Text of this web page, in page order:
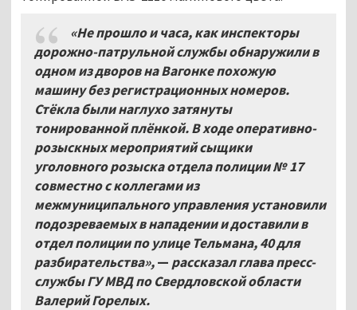
«Не прошло и часа, как инспекторы
дорожно-патрульной службы обнаружили в
одном из дворов на Вагонке похожую
машину без регистрационных номеров.
Стёкла были наглухо затянуты
тонированной плёнкой. В ходе оперативно-
розыскных мероприятий сыщики
уголовного розыска отдела полиции № 17
совместно с коллегами из
межмуниципального управления установили
подозреваемых в нападении и доставили в
отдел полиции по улице Тельмана, 40 для
разбирательства»,— рассказал глава пресс-
службы ГУ МВД по Свердловской области
Валерий Горелых.